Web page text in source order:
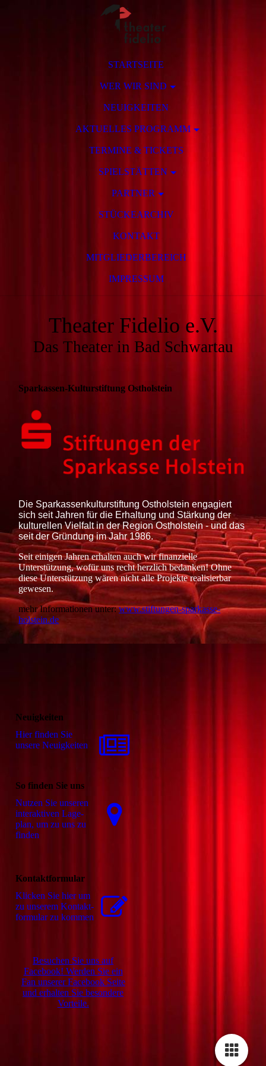
STARTSEITE
WER WIR SIND
NEUIGKEITEN
AKTUELLES PROGRAMM
TERMINE & TICKETS
SPIELSTÄTTEN
PARTNER
STÜCKEARCHIV
KONTAKT
MITGLIEDERBEREICH
IMPRESSUM
Theater Fidelio e.V.
Das Theater in Bad Schwartau
Sparkassen-Kulturstiftung Ostholstein
Die Sparkassenkulturstiftung Ostholstein engagiert
sich seit Jahren für die Erhaltung und Stärkung der
kulturellen Vielfalt in der Region Ostholstein - und das
seit der Gründung im Jahr 1986.
Seit einigen Jahren erhalten auch wir finanzielle
Unterstützung, wofür uns recht herzlich bedanken! Ohne
diese Unterstützung wären nicht alle Projekte realisierbar
gewesen.
mehr Informationen unter:www.stiftungen-sparkasse-
holstein.de
Neuigkeiten
Hier finden Sie
unsere Neuigkeiten
So finden Sie uns
Nutzen Sie unseren
interaktiven La­ge­
plan, um zu uns zu
finden
Kontaktformular
Klicken Sie hier um
zu unserem Kon­takt­
for­mu­lar zu kommen
Besuchen Sie uns auf
Facebook! Werden Sie ein
Fan unserer Facebook Seite
und erhalten Sie besondere
Vorteile.